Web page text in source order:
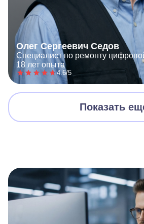
Олег Сергеевич Седов
Специалист по ремонту
18 лет опыта
4.6/5
Показать